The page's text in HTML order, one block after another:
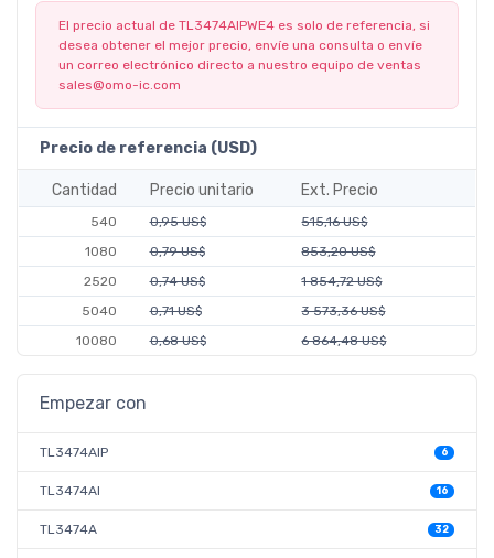
El precio actual de TL3474AIPWE4 es solo de referencia, si
desea obtener el mejor precio, envíe una consulta o envíe
un correo electrónico directo a nuestro equipo de ventas
sales@omo-ic.com
Precio de referencia (USD)
Cantidad Precio unitario Ext. Precio
540 0,95 US$
515,16 US$
1080
0,79 US$
853,20 US$
2520
0,74 US$
1 854,72 US$
5040
0,71 US$
3 573,36 US$
10080
0,68 US$ 6 864,48 US$
Empezar con
TL3474AIP 6
TL3474AI 16
TL3474A 32